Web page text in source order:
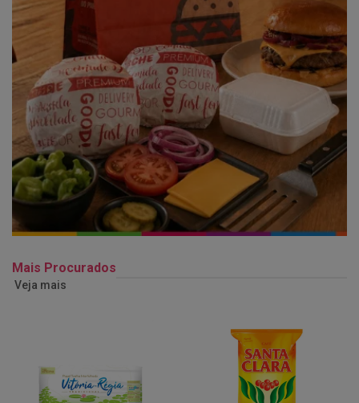
Mais Procurados
Veja mais